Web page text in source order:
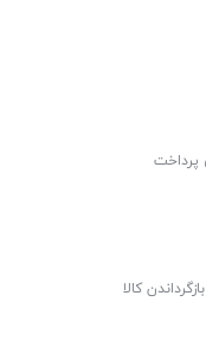
پرداخت
کالا